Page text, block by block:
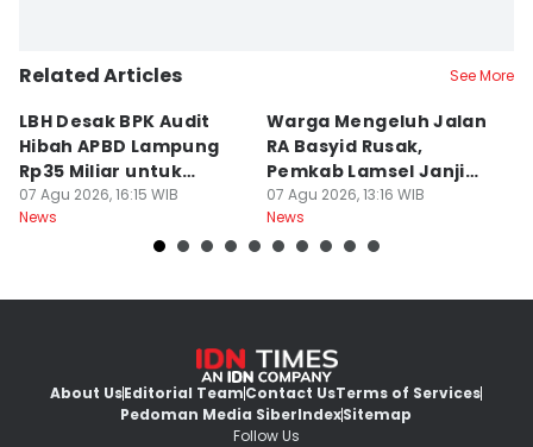
Related Articles See More
LBH Desak BPK Audit
Hibah APBD Lampung
Rp35 Miliar untuk
Kejaksaan
07 Agu 2026, 16:15 WIB
News
Warga Mengeluh Jalan
RA Basyid Rusak,
Pemkab Lamsel Janji
Segera Perbaiki
07 Agu 2026, 13:16 WIB
News
About UsEditorial TeamContact UsTerms of Services
Pedoman Media SiberIndexSitemap
Follow Us